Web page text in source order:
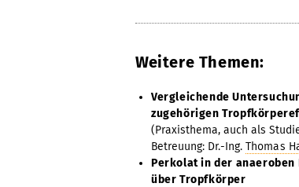
Weitere Themen:
Vergleichende
zugehörigen
(Praxisthema, auch als
Betreuung: Dr.-Ing. Thomas
Perkolat in der anaeroben
über Tropfkörper